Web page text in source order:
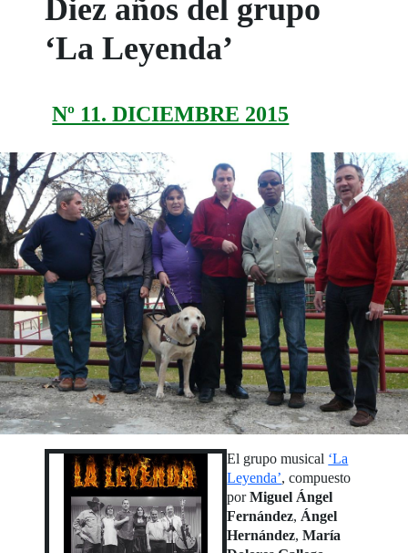
Diez años del grupo
‘La Leyenda’
Nº 11. DICIEMBRE 2015
El grupo musical ‘La
Leyenda’, compuesto
porMiguel Ángel
Fernández, Ángel
Hernández,María